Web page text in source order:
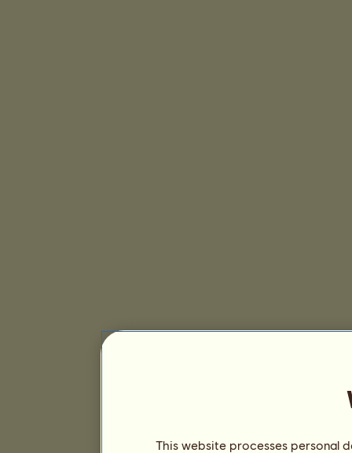
This website processes personal